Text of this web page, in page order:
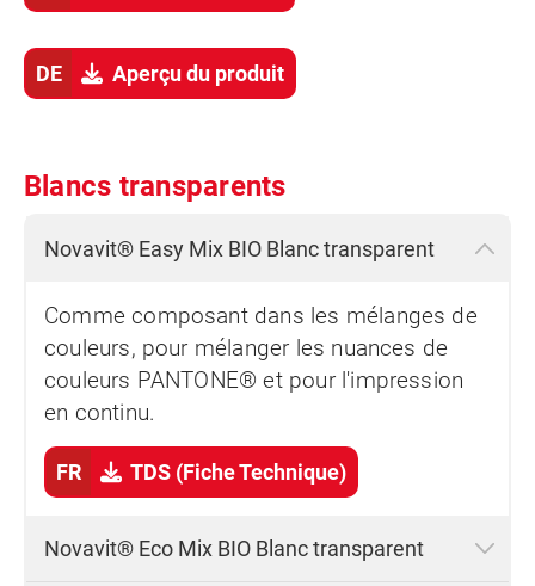
DE Aperçu du produit
Blancs transparents
Novavit® Easy Mix BIO Blanc transparent
Comme composant dans les mélanges de
couleurs, pour mélanger les nuances de
couleurs PANTONE® et pour l'impression
en continu.
FR TDS (Fiche Technique)
Novavit® Eco Mix BIO Blanc transparent